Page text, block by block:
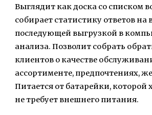
Выглядит как доска со списком
собирает статистику ответов на
последующей выгрузкой в
анализа. Позволит собрать
клиентов о качестве
ассортименте, предпочтениях,
Питается от батарейки, которой
не требует внешнего питания.